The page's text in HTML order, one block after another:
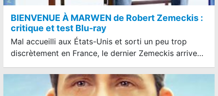
BIENVENUE À MARWEN de Robert Zemeckis :
critique et test Blu-ray
Mal accueilli aux États-Unis et sorti un peu trop
discrètement en France, le dernier Zemeckis arrive…